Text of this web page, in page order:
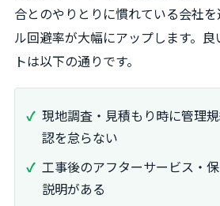
合とのやりとりに慣れている会社
ル回避率が大幅にアップします。
トは以下の通りです。
現地調査・見積もり時に管理
認を怠らない
工事後のアフターサービス・
説明がある